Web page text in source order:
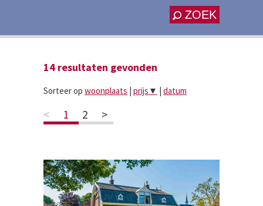
ZOEK
14 resultaten gevonden
Sorteer op woonplaats | prijs ▼ | datum
< 1 2 >